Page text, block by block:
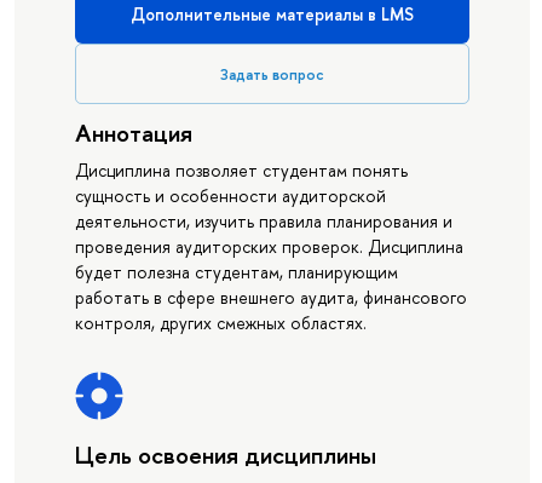
Дополнительные материалы в LMS
Задать вопрос
Аннотация
Дисциплина позволяет студентам понять
сущность и особенности аудиторской
деятельности, изучить правила планирования и
проведения аудиторских проверок. Дисциплина
будет полезна студентам, планирующим
работать в сфере внешнего аудита, финансового
контроля, других смежных областях.
Цель освоения дисциплины